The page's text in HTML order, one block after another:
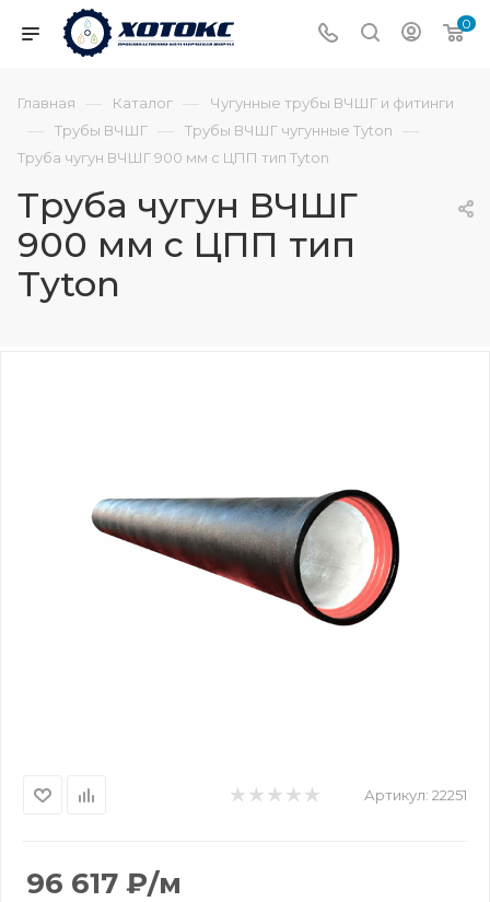
0
Главная — Каталог — Чугунные трубы ВЧШГ и фитинги
— Трубы ВЧШГ — Трубы ВЧШГ чугунные Tyton —
Труба чугун ВЧШГ 900 мм с ЦПП тип Tyton
Труба чугун ВЧШГ
900 мм с ЦПП тип
Tyton
Артикул: 22251
96 617 ₽/м